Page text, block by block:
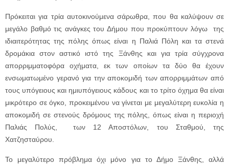
Πρόκειται για τρία αυτοκινούμενα σάρωθρα, που θα καλύψουν σε
μεγάλο βαθμό τις ανάγκες του Δήμου που προκύπτουν λόγω της
ιδιαιτερότητας της πόλης όπως είναι η Παλιά Πόλη και τα στενά
δρομάκια στον αστικό ιστό της Ξάνθης και για τρία σύγχρονα
απορριμματοφόρα οχήματα, εκ των οποίων τα δύο θα έχουν
ενσωματωμένο γερανό για την αποκομιδή των απορριμμάτων από
τους υπόγειους και ημιυπόγειους κάδους και το τρίτο όχημα θα είναι
μικρότερο σε όγκο, προκειμένου να γίνεται με μεγαλύτερη ευκολία η
αποκομιδή σε στενούς δρόμους της πόλης, όπως είναι η περιοχή
Παλιάς Πολύς, των 12 Αποστόλων, του Σταθμού, της
Χατζησταύρου.
Το μεγαλύτερο πρόβλημα όχι μόνο για το Δήμο Ξάνθης, αλλά